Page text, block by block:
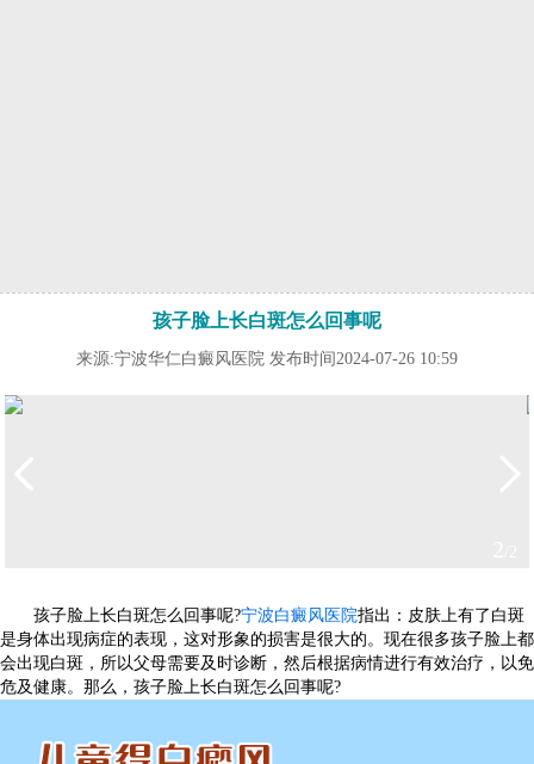
孩子脸上长白斑怎么回事呢
来源:宁波华仁白癜风医院 发布时间2024-07-26 10:59
孩子脸上长白斑怎么回事呢?宁波白癜风医院指出：皮肤上有了白斑
是身体出现病症的表现，这对形象的损害是很大的。现在很多孩子脸上都
会出现白斑，所以父母需要及时诊断，然后根据病情进行有效治疗，以免
危及健康。那么，孩子脸上长白斑怎么回事呢?